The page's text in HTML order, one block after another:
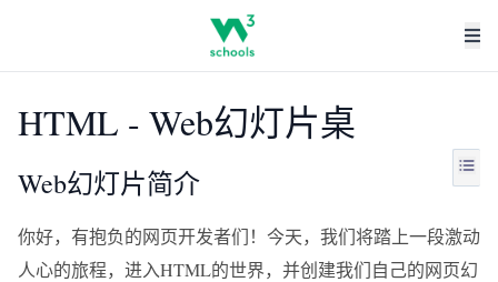
HTML - Web幻灯片桌
Web幻灯片简介
你好，有抱负的网页开发者们！今天，我们将踏上一段激动
人心的旅程，进入HTML的世界，并创建我们自己的网页幻